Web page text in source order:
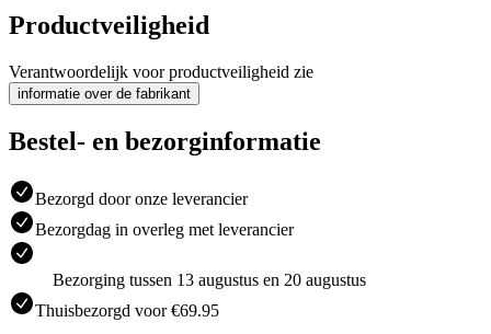
Productveiligheid
Verantwoordelijk voor productveiligheid zie
informatie over de fabrikant
Bestel- en bezorginformatie
Bezorgd door onze leverancier
Bezorgdag in overleg met leverancier
Bezorging tussen 13 augustus en 20 augustus
Thuisbezorgd voor €69.95